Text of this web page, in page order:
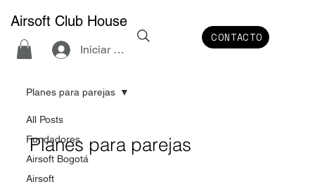
Airsoft Club House
CONTACTO
Iniciar sesión
All Posts
Fundadores
Airsoft Bogotá
Airsoft
Planes para parejas
Planes para parejas